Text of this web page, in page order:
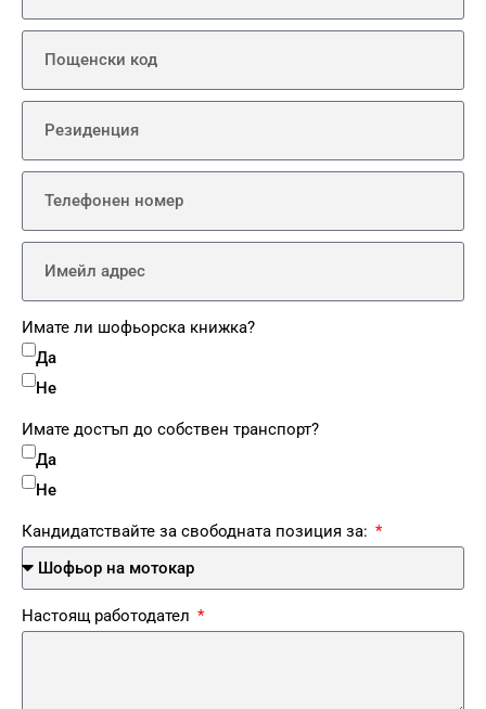
Имате ли шофьорска книжка?
Да
Не
Имате достъп до собствен транспорт?
Да
Не
Кандидатствайте за свободната позиция за:
Настоящ работодател